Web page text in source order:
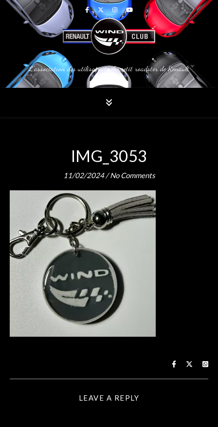
L'association des utilisateurs du petit roadster de Renault
IMG_3053
11/02/2024 /No Comments
LEAVE A REPLY